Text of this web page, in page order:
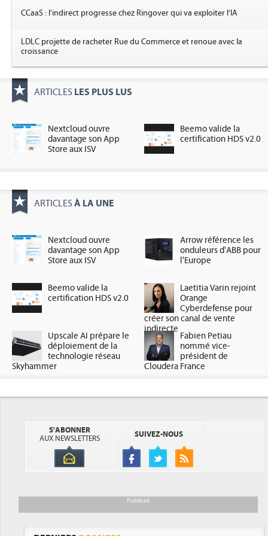
CCaaS : l'indirect progresse chez Ringover qui va exploiter l'IA
LDLC projette de racheter Rue du Commerce et renoue avec la
croissance
ARTICLES LES PLUS LUS
Nextcloud ouvre
davantage son App
Store aux ISV
Beemo valide la
certification HDS v2.0
ARTICLES À LA UNE
Nextcloud ouvre
davantage son App
Store aux ISV
Arrow référence les
onduleurs d'ABB pour
l'Europe
Beemo valide la
certification HDS v2.0
Laetitia Varin rejoint
Orange
Cyberdefense pour
créer son canal de vente
indirecte
Upscale AI prépare le
déploiement de la
technologie réseau
Skyhammer
Fabien Petiau
nommé vice-
président de
Cloudera France
S'ABONNER
AUX NEWSLETTERS
SUIVEZ-NOUS
Publicité